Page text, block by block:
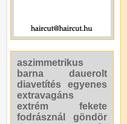
aszimmetrikus
barna
dauerolt
diavetítés
egyenes
extravagáns
extrém
fekete
fodrásznál
göndör